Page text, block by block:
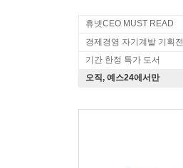
휴넷CEO MUST READ
경제경영 자기계발 기획전
기간 한정 특가 도서
오직, 예스24에서만